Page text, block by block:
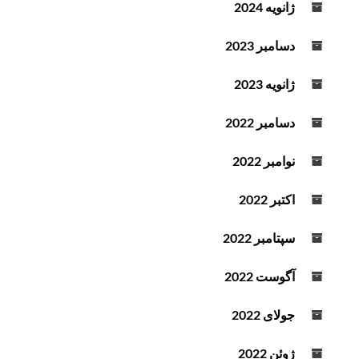
ژانویه 2024
دسامبر 2023
ژانویه 2023
دسامبر 2022
نوامبر 2022
اکتبر 2022
سپتامبر 2022
آگوست 2022
جولای 2022
ژوئن 2022